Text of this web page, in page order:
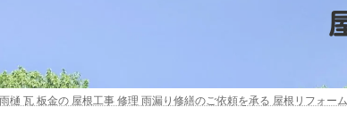
樋 瓦 板金の 屋根工事 修理 雨漏り修繕のご依頼を承る 屋根リフォー